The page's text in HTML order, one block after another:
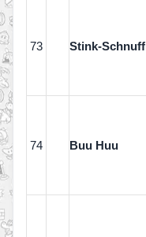
73 Stink-Schnuff
74 Buu Huu